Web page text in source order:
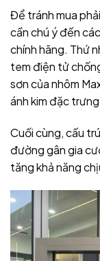
Để tránh mua
cần chú ý đến
chính hãng. Thứ
tem điện tử
sơn của nhôm
ánh kim đặc
Cuối cùng, cấu
đường gân gia
tăng khả năng